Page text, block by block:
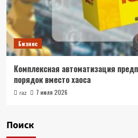
Бизнес
Комплексная автоматизация
порядок вместо хаоса
raz 7 июля 2026
Поиск